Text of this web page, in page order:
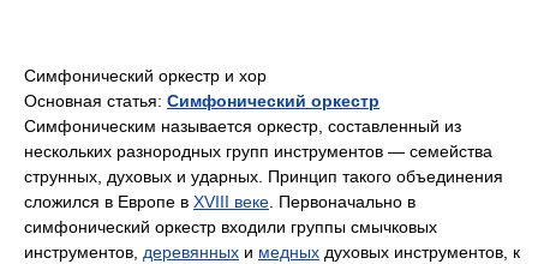
Симфонический оркестр и хор
Основная статья: Симфонический оркестр
Симфоническим называется оркестр, составленный из
нескольких разнородных групп инструментов — семейства
струнных, духовых и ударных. Принцип такого объединения
сложился в Европе в XVIII веке. Первоначально в
симфонический оркестр входили группы смычковых
инструментов, деревянных и медных духовых инструментов, к